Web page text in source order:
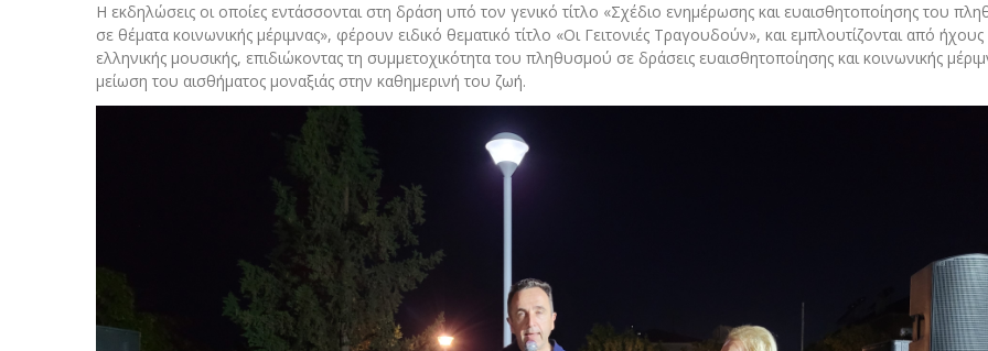
Η εκδηλώσεις οι οποίες εντάσσονται στη δράση υπό τον γενικό τίτλο «Σχέδιο ενημέρωσης και ευαισθητοποίησης του
σε θέματα κοινωνικής μέριμνας», φέρουν ειδικό θεματικό τίτλο «Οι Γειτονιές Τραγουδούν», και εμπλουτίζονται από ήχους
ελληνικής μουσικής, επιδιώκοντας τη συμμετοχικότητα του πληθυσμού σε δράσεις ευαισθητοποίησης και κοινωνικής
μείωση του αισθήματος μοναξιάς στην καθημερινή του ζωή.